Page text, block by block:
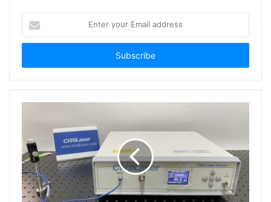
用して動作電流を調整し、レーザー出力を調整します。
520nm 40Wファイバー結合レーザーは、高温安定性と
低いM2係数を備え、広い動作温度範囲で優れた光点安
費電力と効率的なエネルギー変換が保証されます。さら
ンドプレイ、コンパクトな構造で使いやすいです。
光ファイバーを取り付けた後のレーザー出力。
t
r
y
m
a
i
l
a